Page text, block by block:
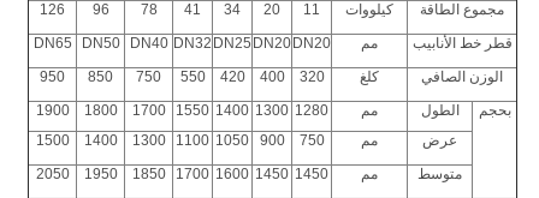
مجموع الطاقة
كيلووات 11
20
34
41
78
96
126
قطر خط الأنابيب
مم DN20
DN20
DN25
DN32
DN40
DN50
DN65
الوزن الصافي
كلغ 320
400
420
550
750
850
950
بحجم
الطول مم 1280
1300
1400
1550
1700
1800
1900
عرض
مم 750
900
1050
1100
1300
1400
1500
متوسط
مم 1450
1450
1600
1700
1850
1950
2050